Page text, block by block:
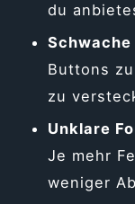
du
Schwache
Buttons
zu
Unklare
Je mehr
weniger